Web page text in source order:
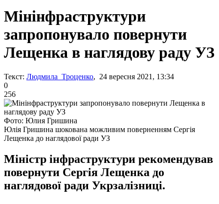
Мінінфраструктури
запропонувало повернути
Лещенка в наглядову раду УЗ
Текст: Людмила Троценко, 24 вересня 2021, 13:34
0
256
Фото: Юлия Гришина
Юлія Гришина шокована можливим поверненням Сергія
Лещенка до наглядової ради УЗ
Міністр інфраструктури рекомендував
повернути Сергія Лещенка до
наглядової ради Укрзалізниці.